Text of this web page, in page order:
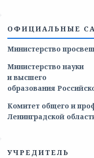
ОФИЦИАЛЬНЫЕ
Министерство
Министерство науки
и высшего
образования
Комитет общего и
Ленинградской
УЧРЕДИТЕЛЬ